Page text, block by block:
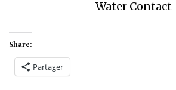
Water Contact
Share:
Partager